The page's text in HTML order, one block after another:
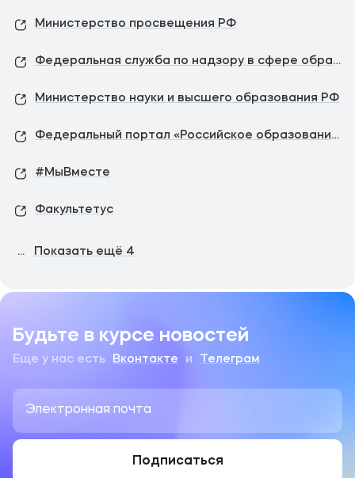
Министерство просвещения РФ
Федеральная служба по надзору в сфере образования и науки
Министерство науки и высшего образования РФ
Федеральный портал «Российское образование»
#МыВместе
Факультетус
... Показать ещё 4
Будьте в курсе новостей
Еще у нас есть Вконтакте и Телеграм
Подписаться